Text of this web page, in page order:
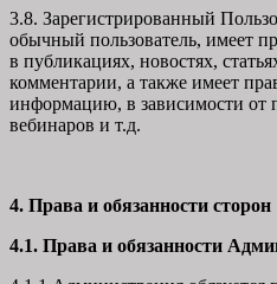
3.8. Зарегистрированный
обычный пользователь, имеет
в публикациях, новостях,
комментарии, а также имеет
информацию, в зависимости от
вебинаров и т.д.
4. Права и обязанности сторон
4.1. Права и обязанности